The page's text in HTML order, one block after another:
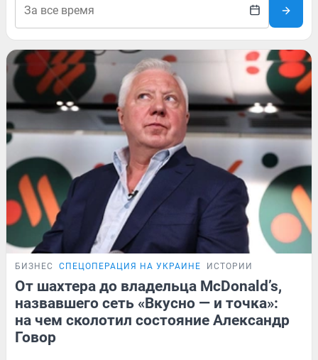
БИЗНЕС СПЕЦОПЕРАЦИЯ НА УКРАИНЕ ИСТОРИИ
От шахтера до владельца McDonald’s,
назвавшего сеть «Вкусно — и точка»:
на чем сколотил состояние Александр
Говор